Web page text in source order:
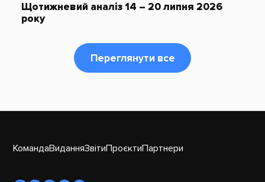
Щотижневий аналіз 14 – 20 липня 2026
року
Переглянути все
КомандаВиданняЗвітиПроєктиПартнери